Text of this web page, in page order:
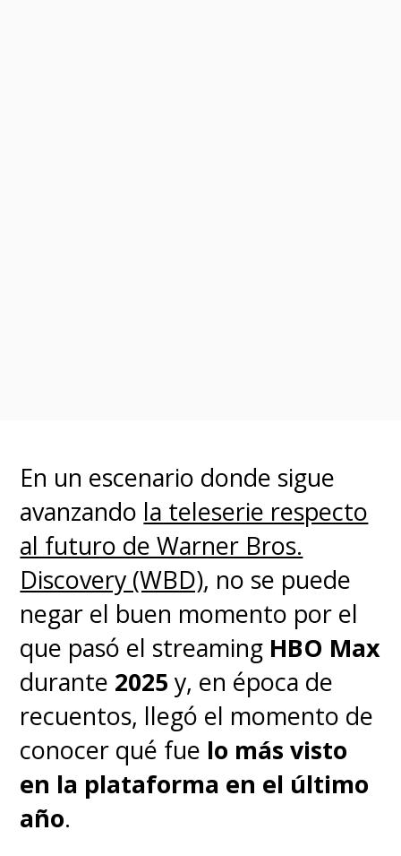
respecto a la película,
considerando los juguetes y que
hasta el propio directorAdam
Wingardcompartióuna foto en
su cuenta de Instagram junto a
una figura del famoso mecha.
A estas alturas, ya nos
estamos imaginando a
"Godzilla" y "Kong" dejando a
un lado sus diferencias y
uniéndose para enfrentar a
En un escenario donde sigue
avanzando la teleserie respecto
al futuro de Warner Bros.
Discovery (WBD), no se puede
negar el buen momento por el
que pasó el streaming HBO Max
durante 2025 y, en época de
recuentos, llegó el momento de
conocer qué fue lo más visto
en la plataforma en el último
año.